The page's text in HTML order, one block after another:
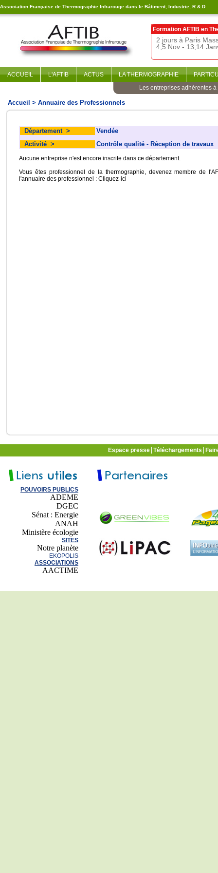
Association Française de Thermographie Infrarouge dans le Bâtiment, Industrie, R & D
Formation AFTIB en
2 jours à Paris
4,5 Nov - 13,14
ACCUEIL L'AFTIB ACTUS LA THERMOGRAPHIE
Les entreprises adhérentes à
Accueil > Annuaire des Professionnels
Département >
Vendée
Activité > Contrôle qualité - Réception de travaux
Aucune entreprise n'est encore inscrite dans ce département.
Vous êtes professionnel de la thermographie, devenez membre de
l'annuaire des professionnel : Cliquez-ici
Espace presse Téléchargements
POUVOIRS PUBLICS
ADEME
DGEC
Sénat : Energie
ANAH
Ministère écologie
SITES
Notre planète
EKOPOLIS
ASSOCIATIONS
AACTIME